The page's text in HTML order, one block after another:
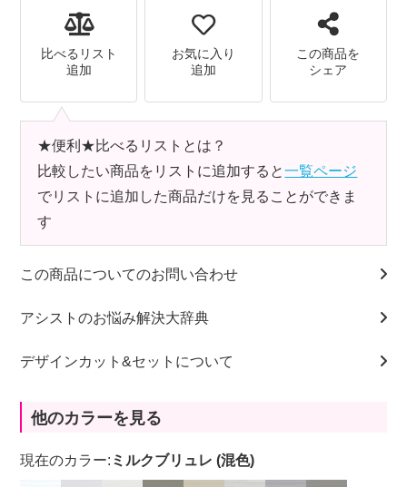
比べるリスト
追加
お気に入り
追加
この商品を
シェア
★便利★比べるリストとは？
比較したい商品をリストに追加すると一覧ページ
でリストに追加した商品だけを見ることができま
す
この商品についてのお問い合わせ
アシストのお悩み解決大辞典
デザインカット&セットについて
他のカラーを見る
現在のカラー: ミルクブリュレ (混色)